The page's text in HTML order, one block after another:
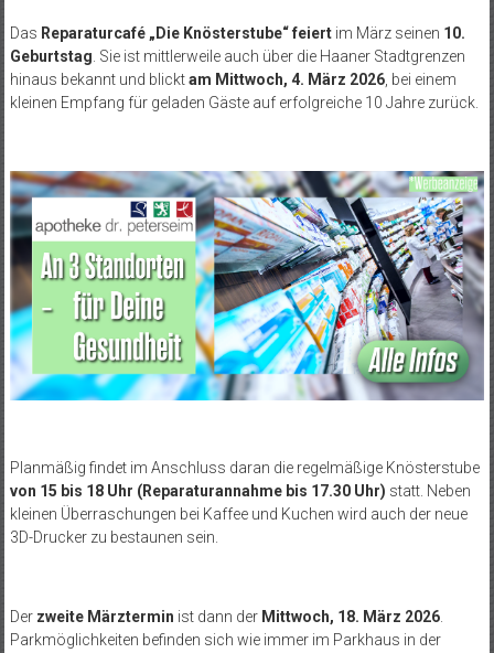
Das Reparaturcafé „Die Knösterstube“ feiertim März seinen 10.
Geburtstag. Sie ist mittlerweile auch über die Haaner Stadtgrenzen
hinaus bekannt und blicktam Mittwoch, 4. März 2026, bei einem
kleinen Empfang für geladen Gäste auf erfolgreiche 10 Jahre zurück.
Planmäßig findet im Anschluss daran die regelmäßige Knösterstube
von 15 bis 18 Uhr (Reparaturannahme bis 17.30 Uhr) statt. Neben
kleinen Überraschungen bei Kaffee und Kuchen wird auch der neue
3D-Drucker zu bestaunen sein.
Der zweite Märztermin ist dann der Mittwoch, 18. März 2026.
Parkmöglichkeiten befinden sich wie immer im Parkhaus in der